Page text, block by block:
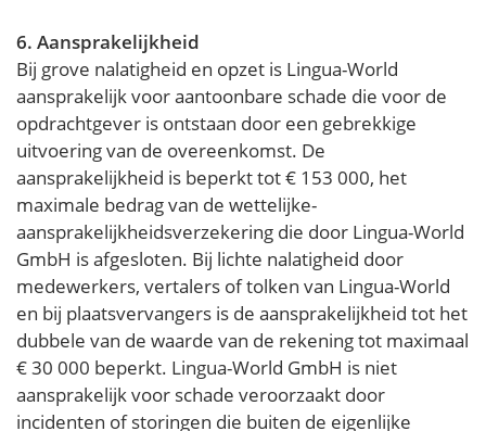
6. Aansprakelijkheid
Bij grove nalatigheid en opzet is Lingua-World
aansprakelijk voor aantoonbare schade die voor de
opdrachtgever is ontstaan door een gebrekkige
uitvoering van de overeenkomst. De
aansprakelijkheid is beperkt tot € 153 000, het
maximale bedrag van de wettelijke-
aansprakelijkheidsverzekering die door Lingua-World
GmbH is afgesloten. Bij lichte nalatigheid door
medewerkers, vertalers of tolken van Lingua-World
en bij plaatsvervangers is de aansprakelijkheid tot het
dubbele van de waarde van de rekening tot maximaal
€ 30 000 beperkt. Lingua-World GmbH is niet
aansprakelijk voor schade veroorzaakt door
incidenten of storingen die buiten de eigenlijke